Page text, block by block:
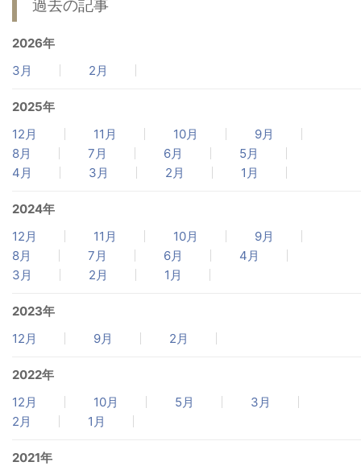
過去の記事
2026年
3月
2月
2025年
12月
11月 10月
9月
8月
7月 6月
5月
4月
3月 2月 1月
2024年
12月
11月 10月
9月
8月
7月 6月
4月
3月
2月 1月
2023年
12月
9月 2月
2022年
12月
10月 5月
3月
2月
1月
2021年